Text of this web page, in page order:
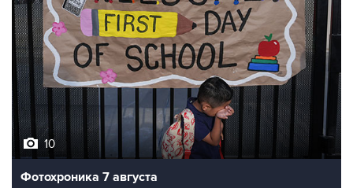
10
Фотохроника 7 августа